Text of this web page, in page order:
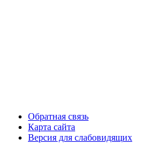
Обратная связь
Карта сайта
Версия для слабовидящих